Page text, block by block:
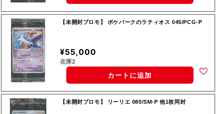
【未開封プロモ】 ポケパークのラティオス 045/PCG-P
¥55,000
在庫2
カートに追加
【未開封プロモ】 リーリエ 080/SM-P 他1枚同封